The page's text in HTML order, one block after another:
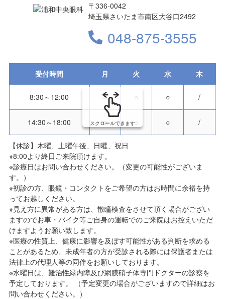
〒336-0042
埼玉県さいたま市南区大谷口2492
048-875-3555
受付時間 月 火 水 木
8:30～12:00 ○ ○ ○ /
14:30～18:00 ○ ○ ○ /
スクロールできます
【休診】木曜、土曜午後、日曜、祝日
※8:00より終日ご来院頂けます。
※診療日はお問い合わせください。（変更の可能性がございま
す。）
※初診の方、眼鏡・コンタクトをご希望の方はお時間に余裕を持
ってお越しください。
※見え方に異常がある方は、散瞳検査をさせて頂く場合がござい
ますのでお車・バイク等ご自身の運転でのご来院はお控えいただ
けますようお願い致します。
※医療の性質上、健康に影響を及ぼす可能性がある判断を求める
ことがあるため、未成年者の方が受診される際には保護者または
法律上の代理人等の同伴をお願いしております。
※水曜日は、難治性緑内障及び網膜硝子体専門ドクターの診察を
予定しております。 （予定変更の場合がございますので詳細はお
問い合わせください。）